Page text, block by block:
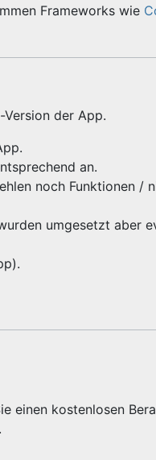
Frameworks wie
Version der App.
an.
noch Funktionen /
umgesetzt aber
einen kostenlosen